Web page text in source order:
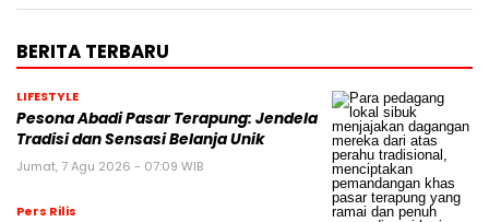
BERITA TERBARU
LIFESTYLE
Pesona Abadi Pasar Terapung: Jendela
Tradisi dan Sensasi Belanja Unik
Jumat, 7 Agu 2026 - 07:09 WIB
Pers Rilis